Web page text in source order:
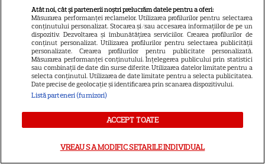
Soția fotbalistului de
națională a stârnit furie cu
ultima postare » Fanii au
reacționat dur: „Cum să spui
așa ceva?”
Dusterul produs la Mioveni,
liderul pieței auto din Ucraina
» Câte exemplare au fost
cumpărate în acest an
Atât noi, cât și partenerii noștri prelucrăm datele pentru a oferi:
Măsurarea performanței reclamelor. Utilizarea profilurilor pentru selectarea
conținutului personalizat. Stocarea și/sau accesarea informațiilor de pe un
dispozitiv. Dezvoltarea și îmbunătățirea serviciilor. Crearea profilurilor de
conținut personalizat. Utilizarea profilurilor pentru selectarea publicității
personalizate. Crearea profilurilor pentru publicitate personalizată.
Măsurarea performanței conținutului. Înțelegerea publicului prin statistici
sau combinații de date din surse diferite. Utilizarea datelor limitate pentru a
selecta conținutul. Utilizarea de date limitate pentru a selecta publicitatea.
Date precise de geolocație și identificarea prin scanarea dispozitivului.
Listă parteneri (furnizori)
ACCEPT TOATE
VREAU SA MODIFIC SETARILE INDIVIDUAL